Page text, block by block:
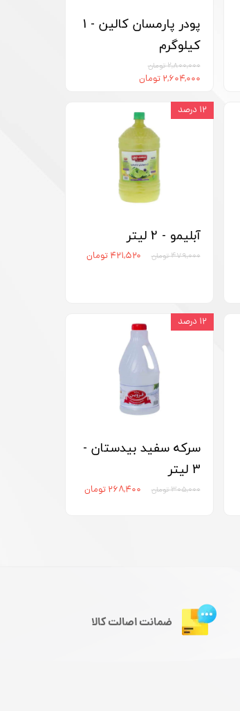
پودر پارمسان کالین - 1
کیلوگرم
۲,۸۰۰,۰۰۰ تومان
۲,۶۰۴,۰۰۰ تومان
آبلیمو - 2 لیتر
۴۷۹,۰۰۰ تومان ۴۲۱,۵۲۰ تومان
۱۲ درصد
سرکه سفید بیدستان -
3 لیتر
۳۰۵,۰۰۰ تومان ۲۶۸,۴۰۰ تومان
۱۲ درصد
ضمانت اصالت کالا